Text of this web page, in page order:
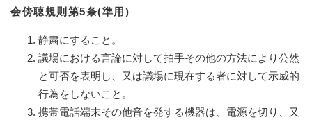
会傍聴規則第5条(準用)
静粛にすること。
議場における言論に対して拍手その他の方法により公然
と可否を表明し、又は議場に現在する者に対して示威的
行為をしないこと。
携帯電話端末その他音を発する機器は、電源を切り、又